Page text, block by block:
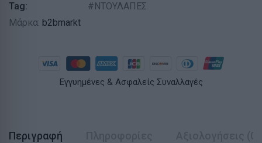
Tag:
ΝΤΟΥΛΑΠΕΣ
Μάρκα: b2bmarkt
Εγγυημένες & Ασφαλείς Συναλλαγές
Περιγραφή